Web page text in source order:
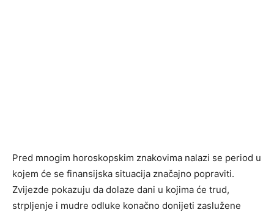
Pred mnogim horoskopskim znakovima nalazi se period u
kojem će se finansijska situacija značajno popraviti.
Zvijezde pokazuju da dolaze dani u kojima će trud,
strpljenje i mudre odluke konačno donijeti zaslužene